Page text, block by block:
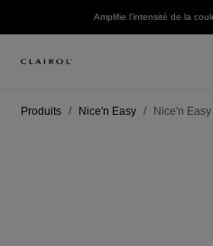
Amplifie l’intensité de la
Produits Nice'n Easy Nice'n